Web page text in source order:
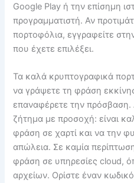
Google Play ή την επίσημη
προγραμματιστή. Αν
πορτοφόλια, εγγραφείτε
που έχετε επιλέξει.
Τα καλά κρυπτογραφικά
να γράψετε τη φράση
επαναφέρετε την πρόσβαση.
ζήτημα με προσοχή: είναι
φράση σε χαρτί και να την
απώλεια. Σε καμία
φράση σε υπηρεσίες cloud,
αρχείων. Ορίστε έναν